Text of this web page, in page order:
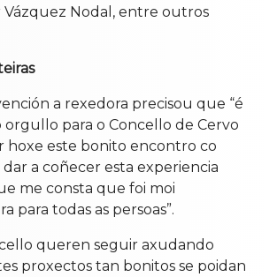
Vázquez Nodal, entre outros
a rexedora precisou que “é
para o Concello de Cervo
hoxe este bonito encontro co
a coñecer esta experiencia
me consta que foi moi
para todas as persoas”.
queren seguir axudando
proxectos tan bonitos se poidan